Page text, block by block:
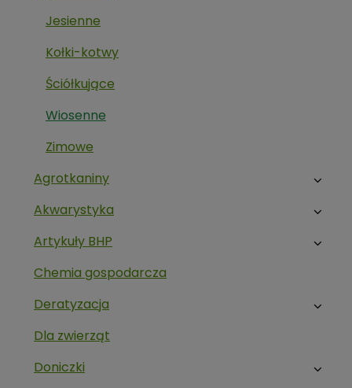
Jesienne
Kołki-kotwy
Ściółkujące
Wiosenne
Zimowe
Agrotkaniny
Akwarystyka
Artykuły BHP
Chemia gospodarcza
Deratyzacja
Dla zwierząt
Doniczki